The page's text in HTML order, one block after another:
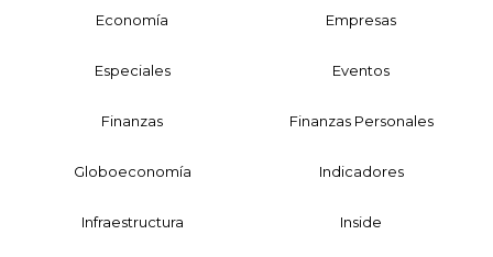
Economía Empresas
Especiales Eventos
Finanzas Finanzas Personales
Globoeconomía Indicadores
Infraestructura Inside